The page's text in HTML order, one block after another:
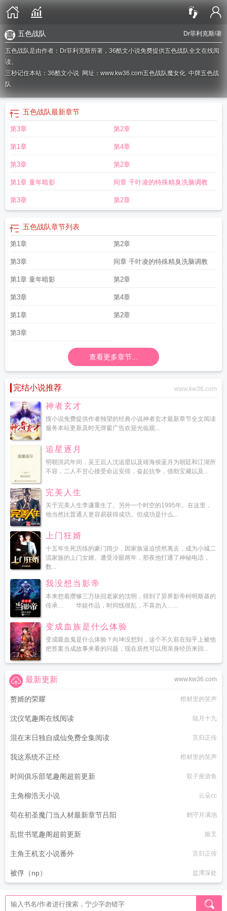
Dr菲利克斯/著
五色战队
五色战队是由作者：Dr菲利克斯所著，36酷文小说免费提供五色战队全文在线阅
读。
三秒记住本站：36酷文小说 网址：www.kw36.com五色战队魔女化 中牌五色战
队
五色战队最新章节
第3章 第2章
第1章 第4章
第3章 第2章
第1章 童年暗影 间章 千叶凌的特殊精臭洗脑调教
第3章 第2章
五色战队章节列表
第1章 第2章
第3章 间章 千叶凌的特殊精臭洗脑调教
第1章 童年暗影 第2章
第3章 第4章
第1章 第2章
第3章
查看更多章节...
完结小说推荐 www.kw36.com
神者玄才
搜小说免费提供作者独望的经典小说神者玄才最新章节全文阅读
服务本站更新及时无弹窗广告欢迎光临观...
追星逐月
明朝洪武年间，吴王后人沈追星以及靖海侯蓝月为朝廷和江湖所
不容，二人不甘心接受命运安排，奋起抗争，借助宝藏以及...
完美人生
关于完美人生李谦重生了。另外一个时空的1995年。在这里，
他当然比普通人更容易获得成功。但成功是什么...
上门狂婿
十五年生死历练的豪门阔少，因家族逼迫愤然离去，成为小城二
流家族的上门女婿。遭受冷眼两年，那夜他打通了神秘电话，
数...
我没想当影帝
本来想着攒够三万块回老家的沈明，得到了异界影帝柯明斯基的
传承… 华娱作品，时间线很乱，不喜勿入…...
变成血族是什么体验
变成吸血鬼是什么体验？向坤没想到，这个不久前在知乎上被他
把答案当成故事来看的问题，现在居然可以用亲身经历来回...
www.kw36.com
最新更新
赘婿的荣耀 棺材里的笑声
沈仪笔趣阁在线阅读 陆月十九
混在末日独自成仙免费全集阅读 言归正传
我这系统不正经 棺材里的笑声
时间俱乐部笔趣阁超前更新 双子座游鱼
主角柳浩天小说 云朵cc
苟在初圣魔门当人材最新章节吕阳 鹤守月满池
乱世书笔趣阁超前更新 姬叉
主角王机玄小说番外 言归正传
被俘（np） 盐潭深处